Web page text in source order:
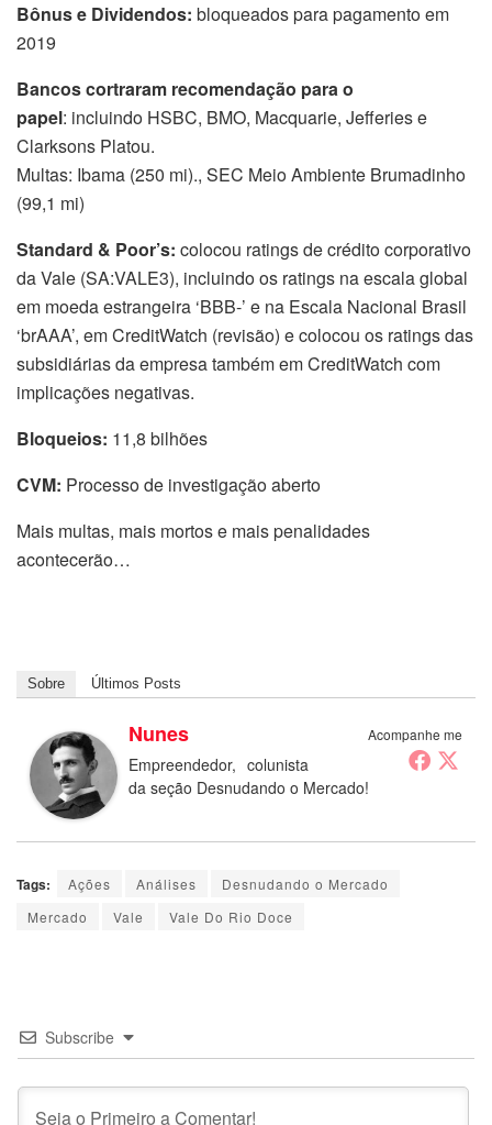
Bônus e Dividendos: bloqueados para pagamento em
2019
Bancos cortraram recomendação para o
papel: incluindo HSBC, BMO, Macquarie, Jefferies e
Clarksons Platou.
Multas: Ibama (250 mi)., SEC Meio Ambiente Brumadinho
(99,1 mi)
Standard & Poor’s: colocou ratings de crédito corporativo
da Vale (SA:VALE3), incluindo os ratings na escala global
em moeda estrangeira ‘BBB-’ e na Escala Nacional Brasil
‘brAAA’, em CreditWatch (revisão) e colocou os ratings das
subsidiárias da empresa também em CreditWatch com
implicações negativas.
Bloqueios: 11,8 bilhões
CVM: Processo de investigação aberto
Mais multas, mais mortos e mais penalidades
acontecerão…
Sobre Últimos Posts
Acompanhe me
Nunes
Empreendedor, colunista
da seção Desnudando o Mercado!
Tags: Ações Análises
Desnudando o Mercado
Mercado
Vale Vale Do Rio Doce
Subscribe